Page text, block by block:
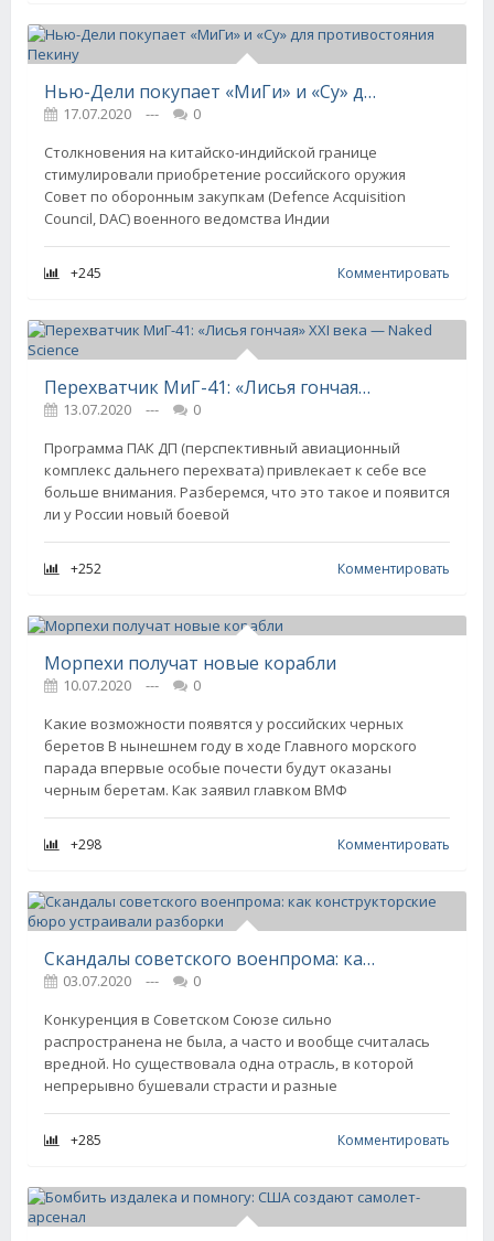
Нью-Дели покупает «МиГи» и «Су» для противостояния Пекину
17.07.2020 ---
0
Столкновения на китайско-индийской границе
стимулировали приобретение российского оружия
Совет по оборонным закупкам (Defence Acquisition
Council, DAC) военного ведомства Индии
+245 Комментировать
Перехватчик МиГ-41: «Лисья гончая» XXI века — Naked Science
13.07.2020 ---
0
Программа ПАК ДП (перспективный авиационный
комплекс дальнего перехвата) привлекает к себе все
больше внимания. Разберемся, что это такое и появится
ли у России новый боевой
+252 Комментировать
Морпехи получат новые корабли
10.07.2020 ---
0
Какие возможности появятся у российских черных
беретов В нынешнем году в ходе Главного морского
парада впервые особые почести будут оказаны
черным беретам. Как заявил главком ВМФ
+298 Комментировать
Скандалы советского военпрома: как конструкторские бюро устраивали разборки
03.07.2020 ---
0
Конкуренция в Советском Союзе сильно
распространена не была, а часто и вообще считалась
вредной. Но существовала одна отрасль, в которой
непрерывно бушевали страсти и разные
+285 Комментировать